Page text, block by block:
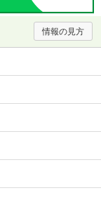
情報の見方